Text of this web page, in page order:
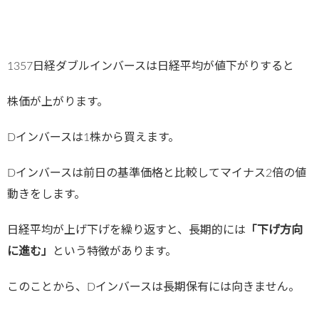
1357日経ダブルインバースは日経平均が値下がりすると
株価が上がります。
Dインバースは1株から買えます。
Dインバースは前日の基準価格と比較してマイナス2倍の値
動きをします。
日経平均が上げ下げを繰り返すと、長期的には 「下げ方向
に進む」
という特徴があります。
このことから、Dインバースは長期保有には向きません。